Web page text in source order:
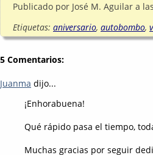
Publicado por José M. Aguilar a
Etiquetas: aniversario, autobombo,
5 Comentarios:
Juanma dijo...
¡Enhorabuena!
Qué rápido pasa el tiempo,
Muchas gracias por seguir